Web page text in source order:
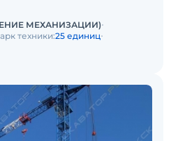
МЕХАНИЗАЦИИ)
техники:25 единиц